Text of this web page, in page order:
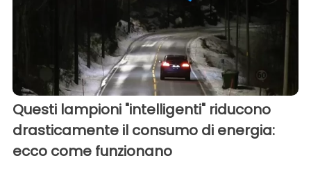
Questi lampioni "intelligenti" riducono
drasticamente il consumo di energia:
ecco come funzionano